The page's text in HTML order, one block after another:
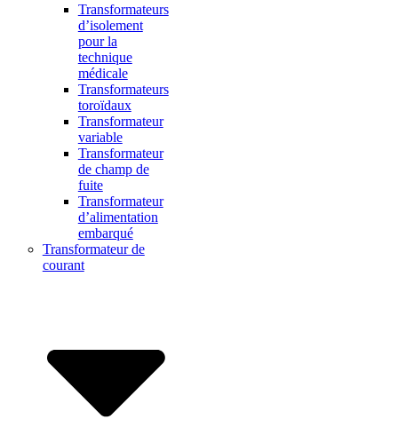
Transformateurs
d’isolement
pour la
technique
médicale
Transformateurs
toroïdaux
Transformateur
variable
Transformateur
de champ de
fuite
Transformateur
d’alimentation
embarqué
Transformateur de
courant